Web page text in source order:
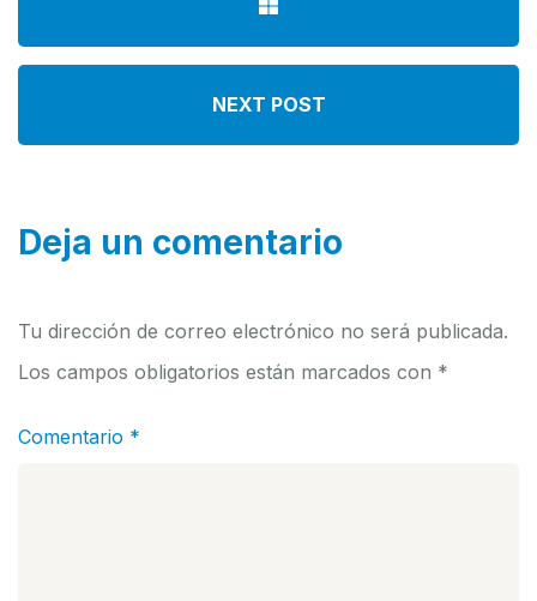
NEXT POST
Deja un comentario
Tu dirección de correo electrónico no será publicada.
Los campos obligatorios están marcados con *
Comentario *